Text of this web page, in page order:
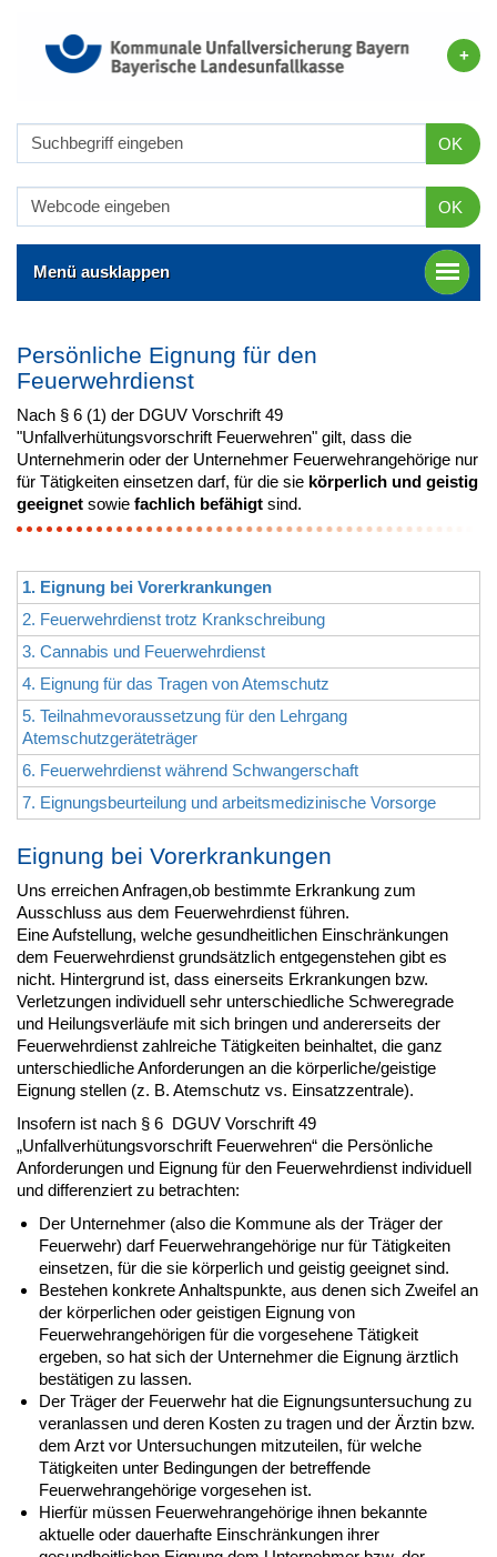
OK
OK
Menü ausklappen
Persönliche Eignung für den
Feuerwehrdienst
Nach § 6 (1) der DGUV Vorschrift 49
"Unfallverhütungsvorschrift Feuerwehren" gilt, dass die
Unternehmerin oder der Unternehmer Feuerwehrangehörige nur
für Tätigkeiten einsetzen darf, für die sie körperlich und geistig
geeignet sowie fachlich befähigt sind.
1. Eignung bei Vorerkrankungen
2. Feuerwehrdienst trotz Krankschreibung
3. Cannabis und Feuerwehrdienst
4. Eignung für das Tragen von Atemschutz
5. Teilnahmevoraussetzung für den Lehrgang
Atemschutzgeräteträger
6. Feuerwehrdienst während Schwangerschaft
7. Eignungsbeurteilung und arbeitsmedizinische Vorsorge
Eignung bei Vorerkrankungen
Uns erreichen Anfragen,ob bestimmte Erkrankung zum
Ausschluss aus dem Feuerwehrdienst führen.
Eine Aufstellung, welche gesundheitlichen Einschränkungen
dem Feuerwehrdienst grundsätzlich entgegenstehen gibt es
nicht. Hintergrund ist, dass einerseits Erkrankungen bzw.
Verletzungen individuell sehr unterschiedliche Schweregrade
und Heilungsverläufe mit sich bringen und andererseits der
Feuerwehrdienst zahlreiche Tätigkeiten beinhaltet, die ganz
unterschiedliche Anforderungen an die körperliche/geistige
Eignung stellen (z. B. Atemschutz vs. Einsatzzentrale).
Insofern ist nach § 6 DGUV Vorschrift 49
„Unfallverhütungsvorschrift Feuerwehren“ die Persönliche
Anforderungen und Eignung für den Feuerwehrdienst individuell
und differenziert zu betrachten:
Der Unternehmer (also die Kommune als der Träger der
Feuerwehr) darf Feuerwehrangehörige nur für Tätigkeiten
einsetzen, für die sie körperlich und geistig geeignet sind.
Bestehen konkrete Anhaltspunkte, aus denen sich Zweifel an
der körperlichen oder geistigen Eignung von
Feuerwehrangehörigen für die vorgesehene Tätigkeit
ergeben, so hat sich der Unternehmer die Eignung ärztlich
bestätigen zu lassen.
Der Träger der Feuerwehr hat die Eignungsuntersuchung zu
veranlassen und deren Kosten zu tragen und der Ärztin bzw.
dem Arzt vor Untersuchungen mitzuteilen, für welche
Tätigkeiten unter Bedingungen der betreffende
Feuerwehrangehörige vorgesehen ist.
Hierfür müssen Feuerwehrangehörige ihnen bekannte
aktuelle oder dauerhafte Einschränkungen ihrer